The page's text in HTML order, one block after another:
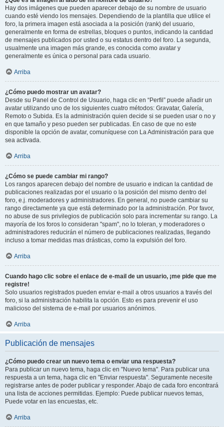
Hay dos imágenes que pueden aparecer debajo de su nombre de usuario
cuando esté viendo los mensajes. Dependiendo de la plantilla que utilice el
foro, la primera imagen está asociada a la posición (rank) del usuario,
generalmente en forma de estrellas, bloques o puntos, indicando la cantidad
de mensajes publicados por usted o su estatus dentro del foro. La segunda,
usualmente una imagen más grande, es conocida como avatar y
generalmente es única o personal para cada usuario.
Arriba
¿Cómo puedo mostrar un avatar?
Desde su Panel de Control de Usuario, haga clic en “Perfil” puede añadir un
avatar utilizando uno de los siguientes cuatro métodos: Gravatar, Galería,
Remoto o Subida. Es la administración quien decide si se pueden usar o no y
en que tamaño y peso pueden ser publicadas. En caso de que no este
disponible la opción de avatar, comuníquese con La Administración para que
sea activada.
Arriba
¿Cómo se puede cambiar mi rango?
Los rangos aparecen debajo del nombre de usuario e indican la cantidad de
publicaciones realizadas por el usuario o la posición del mismo dentro del
foro, e.j. moderadores y administradores. En general, no puede cambiar su
rango directamente ya que está determinado por la administración. Por favor,
no abuse de sus privilegios de publicación solo para incrementar su rango. La
mayoría de los foros lo consideran "spam", no lo toleran, y moderadores o
administradores reducirán el número de publicaciones realizadas, llegando
incluso a tomar medidas mas drásticas, como la expulsión del foro.
Arriba
Cuando hago clic sobre el enlace de e-mail de un usuario, ¡me pide que me
registre!
Solo usuarios registrados pueden enviar e-mail a otros usuarios a través del
foro, si la administración habilita la opción. Esto es para prevenir el uso
malicioso del sistema de e-mail por usuarios anónimos.
Arriba
Publicación de mensajes
¿Cómo puedo crear un nuevo tema o enviar una respuesta?
Para publicar un nuevo tema, haga clic en "Nuevo tema". Para publicar una
respuesta a un tema, haga clic en "Enviar respuesta". Seguramente necesite
registrarse antes de poder publicar y responder. Abajo de cada foro encontrará
una lista de acciones permitidas. Ejemplo: Puede publicar nuevos temas,
Puede votar en las encuestas, etc.
Arriba